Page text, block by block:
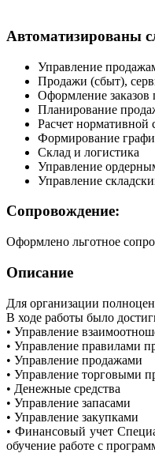
Автоматизированы
Управление
Продажи (сбыт),
Оформление заказов
Планирование
Расчет нормативной
Формирование
Склад и логистика
Управление
Управление
Сопровождение:
Оформлено льготное
Описание
Для организации
В ходе работы было
• Управление
• Управление правилами
• Управление продажами
• Управление торговыми
• Денежные средства
• Управление запасами
• Управление закупками
• Финансовый учет
обучение работе с